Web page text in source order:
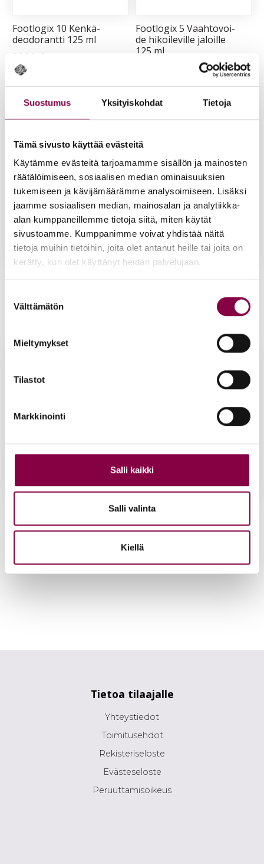
Suostumus Yksityiskohdat Tietoja
Tämä sivusto käyttää evästeitä
Käytämme evästeitä tarjoamamme sisällön ja mainosten
räätälöimiseen, sosiaalisen median ominaisuuksien
tukemiseen ja kävijämäärämme analysoimiseen. Lisäksi
jaamme sosiaalisen median, mainosalan ja analytiikka-
alan kumppaneillemme tietoja siitä, miten käytät
sivustoamme. Kumppanimme voivat yhdistää näitä
tietoja muihin tietoihin, joita olet antanut heille tai joita on
kerätty, kun olet käyttänyt heidän palvelujaan.
valinta
Välttämätön
Mieltymykset
Tilastot
Markkinointi
Salli kaikki
Salli valinta
Kiellä
Foot­lo­gix 10 Ken­kä­
deo­do­rant­ti 125 ml
26,90 €
Lisää ostoskoriin
Foot­lo­gix 5 Vaah­to­voi­
de hi­koi­le­vil­le ja­loil­le
125 ml
Foot­lo­gix 9 Jal­ka­deo­
26,90€
Iloi­set Var­paat Ta­pio­
Lisää ostoskoriin
Lauf­wun­der jal­kasp­ray
125 ml
Lauf­wun­der vii­len­tä­vä
jal­ka­voi­de 75 ml
17,60
Tietoa tilaajalle
Yhteystiedot
Toimitusehdot
Rekisteriseloste
Evästeseloste
Peruuttamisoikeus